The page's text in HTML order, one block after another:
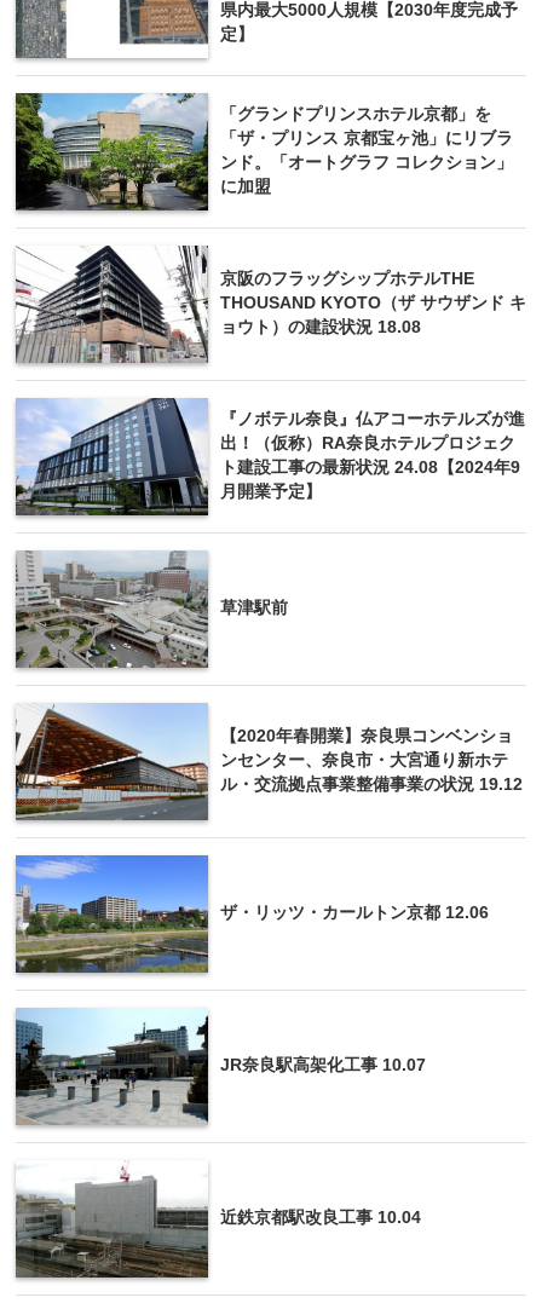
県内最大5000人規模【2030年度完成予
定】
「グランドプリンスホテル京都」を
「ザ・プリンス 京都宝ヶ池」にリブラ
ンド。「オートグラフ コレクション」
に加盟
京阪のフラッグシップホテルTHE
THOUSAND KYOTO（ザ サウザンド キ
ョウト）の建設状況 18.08
『ノボテル奈良』仏アコーホテルズが進
出！（仮称）RA奈良ホテルプロジェク
ト建設工事の最新状況 24.08【2024年9
月開業予定】
草津駅前
【2020年春開業】奈良県コンベンショ
ンセンター、奈良市・大宮通り新ホテ
ル・交流拠点事業整備事業の状況 19.12
ザ・リッツ・カールトン京都 12.06
JR奈良駅高架化工事 10.07
近鉄京都駅改良工事 10.04